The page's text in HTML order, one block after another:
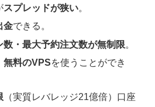
スプレッドが狭い。
金できる。
・最大予約注文数が無制限。
無料のVPSを使うことができ
（実質レバレッジ21億倍）口座